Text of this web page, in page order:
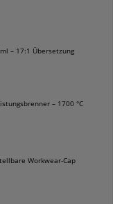
– 17:1 Übersetzung
– 1700 °C
Workwear-Cap